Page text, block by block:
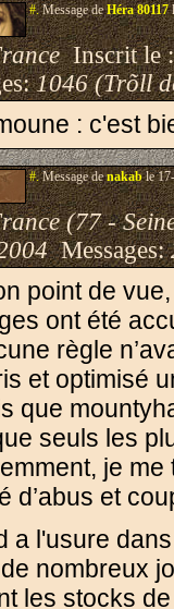
#.Message deHéra 80117
Inscrit le
1046 (Trõll
: c'est
#.Message denakable
(77 -
Messages:
point de
ont été
règle
et optimisé
que
seuls les
je me
d’abus et
a l'usure
nombreux
les stocks